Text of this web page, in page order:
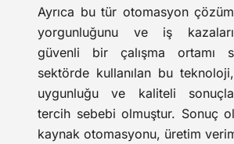
Ayrıca bu tür otomasyon
yorgunluğunu ve iş
güvenli bir çalışma ortamı
sektörde kullanılan bu
uygunluğu ve kaliteli
tercih sebebi olmuştur. Sonuç
kaynak otomasyonu, üretim